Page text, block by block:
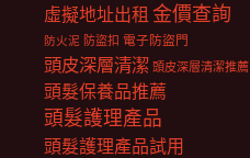
虛擬地址出租 金價查詢
防火泥 防盜扣 電子防盜門
頭皮深層清潔 頭皮深層清潔推薦
頭髮保養品推薦
頭髮護理產品
頭髮護理產品試用